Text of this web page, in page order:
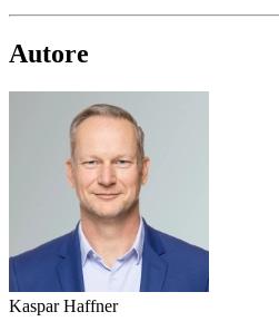
Autore
Kaspar Haffner